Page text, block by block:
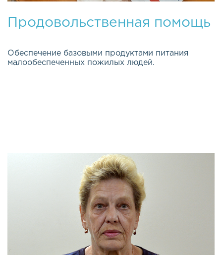
Продовольственная помощь
Обеспечение базовыми продуктами питания
малообеспеченных пожилых людей.